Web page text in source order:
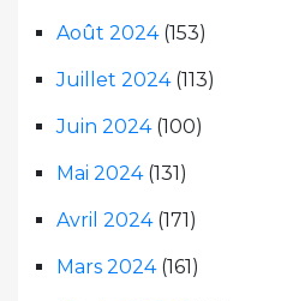
Août 2024(153)
Juillet 2024(113)
Juin 2024(100)
Mai 2024(131)
Avril 2024(171)
Mars 2024(161)